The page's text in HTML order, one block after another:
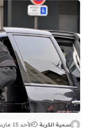
سمية الكربة الأحد 15 مارس 2026 - 20:41